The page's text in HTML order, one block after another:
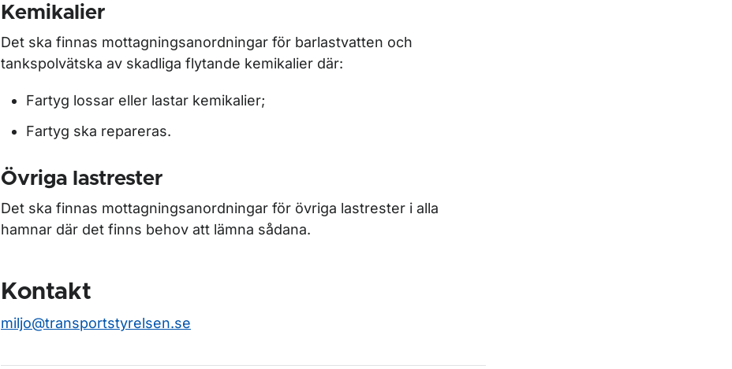
Kemikalier
Det ska finnas mottagningsanordningar för barlastvatten och
tankspolvätska av skadliga flytande kemikalier där:
Fartyg lossar eller lastar kemikalier;
Fartyg ska repareras.
Övriga lastrester
Det ska finnas mottagningsanordningar för övriga lastrester i alla
hamnar där det finns behov att lämna sådana.
Kontakt
miljo@transportstyrelsen.se